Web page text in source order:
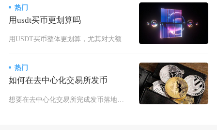
热门
用usdt买币更划算吗
用USDT买币整体更划算，尤其对大额、多币种交易用户，核心优势是流动性强、滑点低、手续费低
热门
如何在去中心化交易所发币
想要在去中心化交易所完成发币落地，整体流程分为公链选型与代币合约部署、合约核验与资料完善、